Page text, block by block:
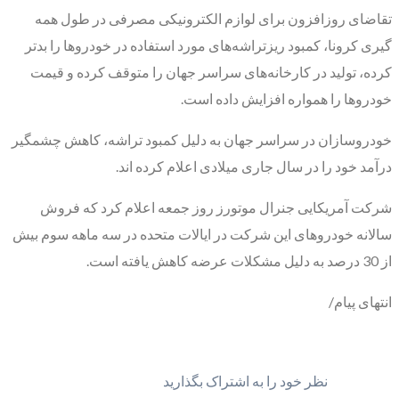
تقاضای روزافزون برای لوازم الکترونیکی مصرفی در طول همه
گیری کرونا، کمبود ریزتراشه‌های مورد استفاده در خودروها را بدتر
کرده، تولید در کارخانه‌های سراسر جهان را متوقف کرده و قیمت
خودروها را همواره افزایش داده است.
خودروسازان در سراسر جهان به دلیل کمبود تراشه، کاهش چشمگیر
درآمد خود را در سال جاری میلادی اعلام کرده اند.
شرکت آمریکایی جنرال موتورز روز جمعه اعلام کرد که فروش
سالانه خودروهای این شرکت در ایالات متحده در سه ماهه سوم بیش
از 30 درصد به دلیل مشکلات عرضه کاهش یافته است.
انتهای پیام/
نظر خود را به اشتراک بگذارید